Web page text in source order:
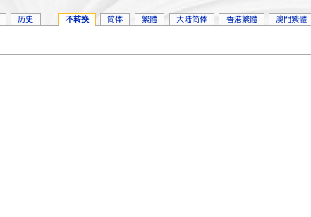
历史 不转换 简体 繁體 大陆简体 香港繁體 澳門繁體